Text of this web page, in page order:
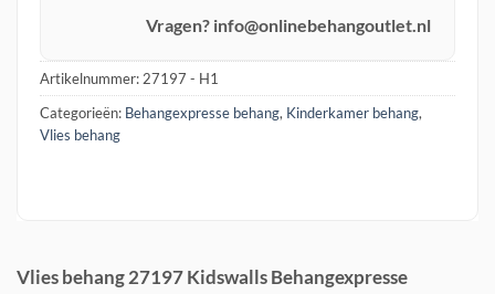
Vragen? info@onlinebehangoutlet.nl
Artikelnummer: 27197 - H1
Categorieën: Behangexpresse behang, Kinderkamer behang,
Vlies behang
Vlies behang 27197 Kidswalls Behangexpresse